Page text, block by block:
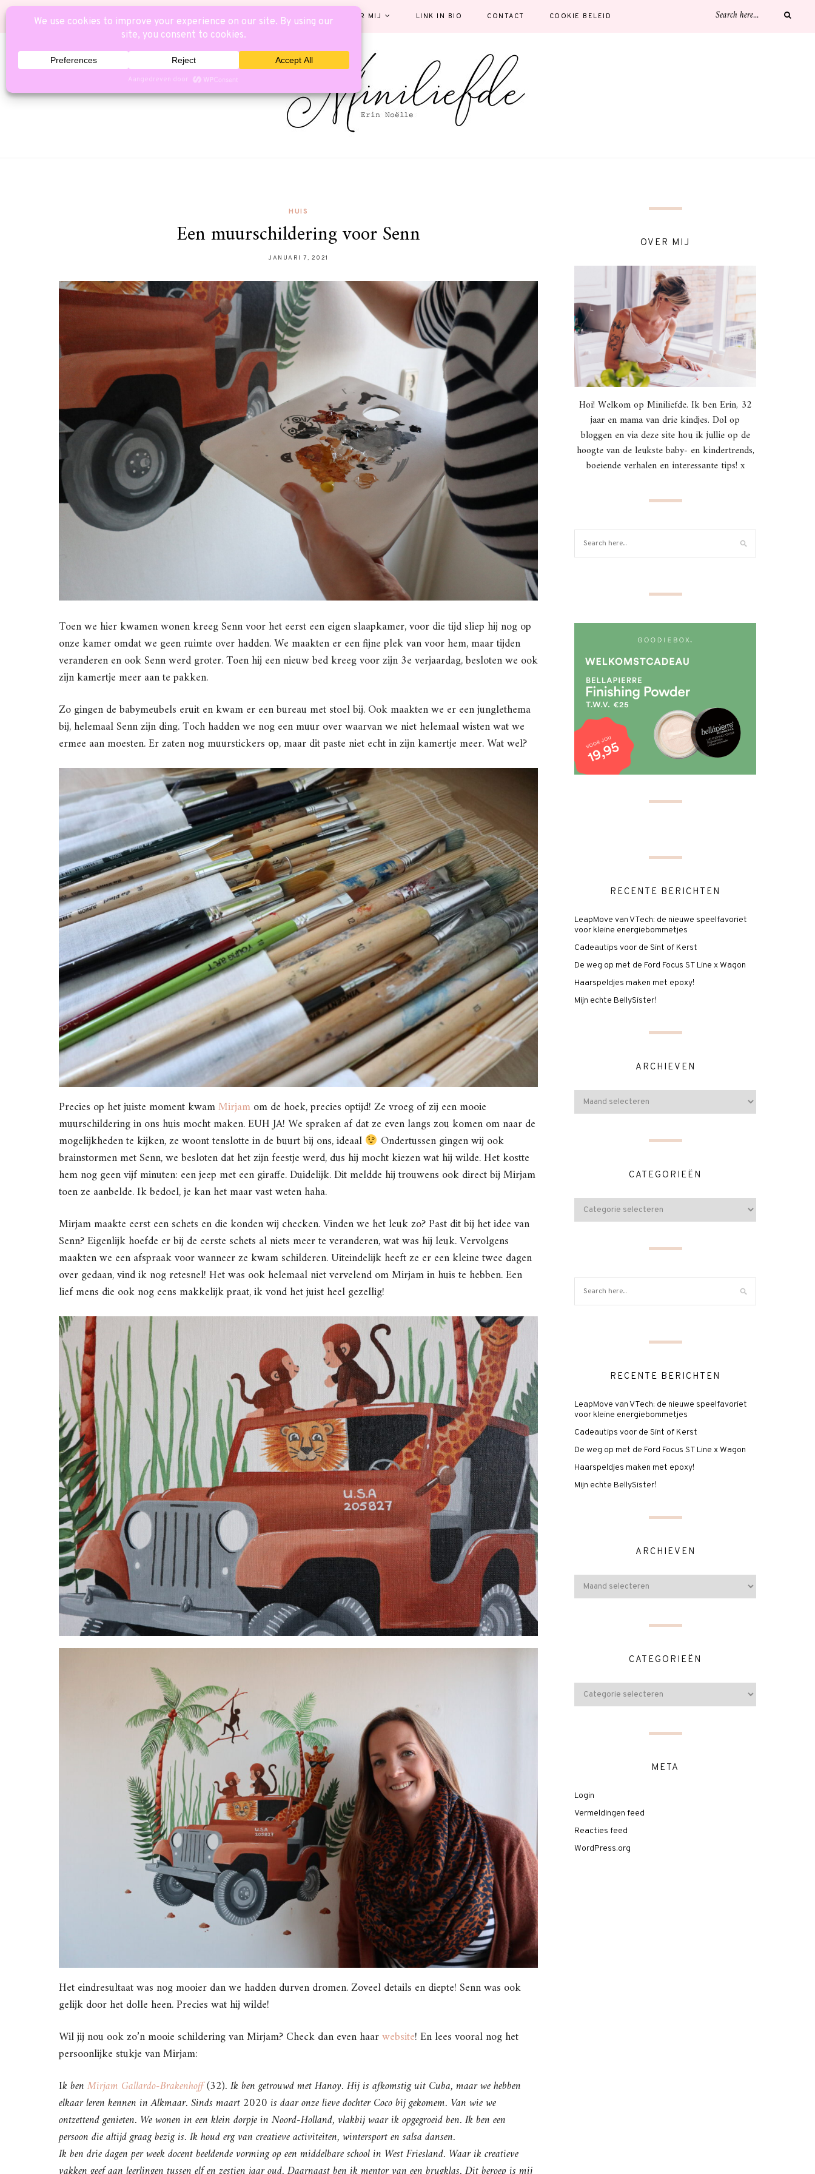
CATEGORIEËN OVER MIJ LINK IN BIO CONTACT COOKIE BELEID
HUIS
Een muurschildering voor Senn
JANUARI 7, 2021
Toen we hier kwamen wonen kreeg Senn voor het eerst een eigen slaapkamer, voor die tijd sliep hij nog op
onze kamer omdat we geen ruimte over hadden. We maakten er een fijne plek van voor hem, maar tijden
veranderen en ook Senn werd groter. Toen hij een nieuw bed kreeg voor zijn 3e verjaardag, besloten we ook
zijn kamertje meer aan te pakken.
Zo gingen de babymeubels eruit en kwam er een bureau met stoel bij. Ook maakten we er een junglethema
bij, helemaal Senn zijn ding. Toch hadden we nog een muur over waarvan we niet helemaal wisten wat we
ermee aan moesten. Er zaten nog muurstickers op, maar dit paste niet echt in zijn kamertje meer. Wat wel?
Precies op het juiste moment kwamMirjamom de hoek, precies optijd! Ze vroeg of zij een mooie
muurschildering in ons huis mocht maken. EUH JA! We spraken af dat ze even langs zou komen om naar de
mogelijkheden te kijken, ze woont tenslotte in de buurt bij ons, ideaal
Ondertussen gingen wij ook
brainstormen met Senn, we besloten dat het zijn feestje werd, dus hij mocht kiezen wat hij wilde. Het kostte
hem nog geen vijf minuten: een jeep met een giraffe. Duidelijk. Dit meldde hij trouwens ook direct bij Mirjam
toen ze aanbelde. Ik bedoel, je kan het maar vast weten haha.
Mirjam maakte eerst een schets en die konden wij checken. Vinden we het leuk zo? Past dit bij het idee van
Senn? Eigenlijk hoefde er bij de eerste schets al niets meer te veranderen, wat was hij leuk. Vervolgens
maakten we een afspraak voor wanneer ze kwam schilderen. Uiteindelijk heeft ze er een kleine twee dagen
over gedaan, vind ik nog retesnel! Het was ook helemaal niet vervelend om Mirjam in huis te hebben. Een
lief mens die ook nog eens makkelijk praat, ik vond het juist heel gezellig!
Het eindresultaat was nog mooier dan we hadden durven dromen. Zoveel details en diepte! Senn was ook
gelijk door het dolle heen. Precies wat hij wilde!
Wil jij nou ook zo’n mooie schildering van Mirjam? Check dan even haarwebsite! En lees vooral nog het
persoonlijke stukje van Mirjam:
Ik benMirjam Gallardo-Brakenhoff(32). Ik ben getrouwd met Hanoy. Hij is afkomstig uit Cuba, maar we hebben
elkaar leren kennen in Alkmaar. Sinds maart 2020 is daar onze lieve dochter Coco bij gekomem. Van wie we
ontzettend genieten. We wonen in een klein dorpje in Noord-Holland, vlakbij waar ik opgegroeid ben. Ik ben een
persoon die altijd graag bezig is. Ik houd erg van creatieve activiteiten, wintersport en salsa dansen.
Ik ben drie dagen per week docent beeldende vorming op een middelbare school in West Friesland. Waar ik creatieve
OVER MIJ
Hoi! Welkom op Miniliefde. Ik ben Erin, 32
jaar en mama van drie kindjes. Dol op
bloggen en via deze site hou ik jullie op de
hoogte van de leukste baby- en kindertrends,
boeiende verhalen en interessante tips! x
RECENTE BERICHTEN
LeapMove van VTech: de nieuwe speelfavoriet
voor kleine energiebommetjes
Cadeautips voor de Sint of Kerst
De weg op met de Ford Focus ST Line x Wagon
Haarspeldjes maken met epoxy!
Mijn echte BellySister!
ARCHIEVEN
CATEGORIEËN
RECENTE BERICHTEN
LeapMove van VTech: de nieuwe speelfavoriet
voor kleine energiebommetjes
Cadeautips voor de Sint of Kerst
De weg op met de Ford Focus ST Line x Wagon
Haarspeldjes maken met epoxy!
Mijn echte BellySister!
ARCHIEVEN
CATEGORIEËN
META
Login
Vermeldingen feed
Reacties feed
WordPress.org